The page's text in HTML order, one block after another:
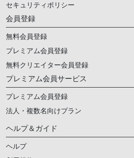
セキュリティポリシー
会員登録
無料会員登録
プレミアム会員登録
無料クリエイター会員登録
プレミアム会員サービス
プレミアム会員登録
法人・複数名向けプラン
ヘルプ＆ガイド
ヘルプ